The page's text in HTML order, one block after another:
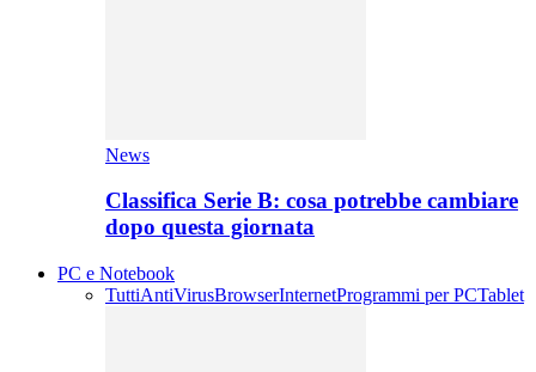
News
Classifica Serie B: cosa potrebbe cambiare
dopo questa giornata
PC e Notebook
TuttiAntiVirusBrowserInternetProgrammi per PCTablet